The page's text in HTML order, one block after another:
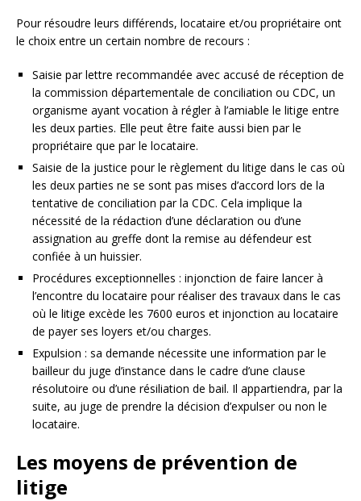
Pour résoudre leurs différends, locataire et/ou propriétaire ont
le choix entre un certain nombre de recours :
Saisie par lettre recommandée avec accusé de réception de
la commission départementale de conciliation ou CDC, un
organisme ayant vocation à régler à l’amiable le litige entre
les deux parties. Elle peut être faite aussi bien par le
propriétaire que par le locataire.
Saisie de la justice pour le règlement du litige dans le cas où
les deux parties ne se sont pas mises d’accord lors de la
tentative de conciliation par la CDC. Cela implique la
nécessité de la rédaction d’une déclaration ou d’une
assignation au greffe dont la remise au défendeur est
confiée à un huissier.
Procédures exceptionnelles : injonction de faire lancer à
l’encontre du locataire pour réaliser des travaux dans le cas
où le litige excède les 7600 euros et injonction au locataire
de payer ses loyers et/ou charges.
Expulsion : sa demande nécessite une information par le
bailleur du juge d’instance dans le cadre d’une clause
résolutoire ou d’une résiliation de bail. Il appartiendra, par la
suite, au juge de prendre la décision d’expulser ou non le
locataire.
Les moyens de prévention de
litige